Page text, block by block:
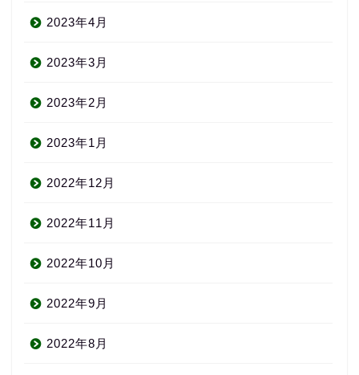
2023年4月
2023年3月
2023年2月
2023年1月
2022年12月
2022年11月
2022年10月
2022年9月
2022年8月